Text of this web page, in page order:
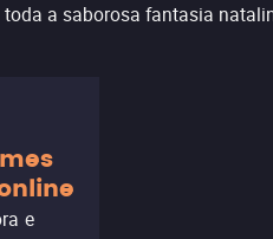
a saborosa fantasia
e